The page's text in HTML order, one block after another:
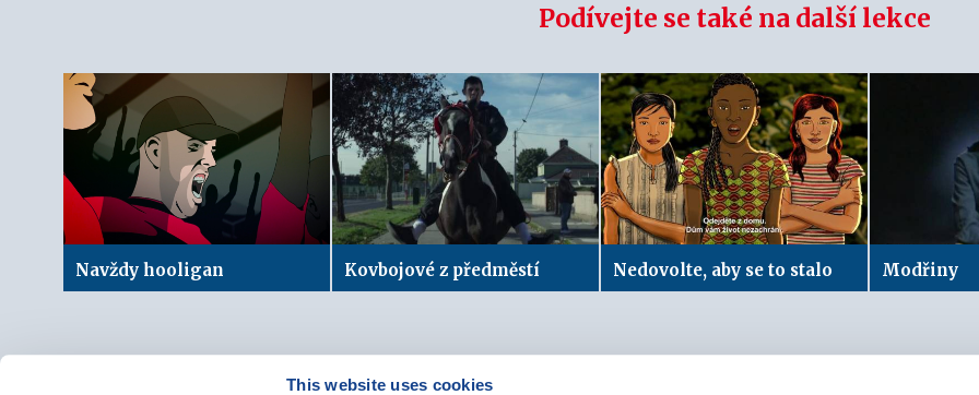
This website uses cookies
Podívejte se také na další lekce
Navždy hooligan Kovbojové z předměstí Nedovolte, aby se to stalo Modřiny